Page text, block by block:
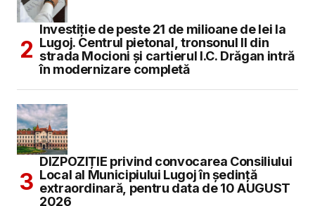
Investiție de peste 21 de milioane de lei la
Lugoj. Centrul pietonal, tronsonul II din
strada Mocioni și cartierul I.C. Drăgan intră
în modernizare completă
DIZPOZIȚIE privind convocarea Consiliului
Local al Municipiului Lugoj în şedinţă
extraordinară, pentru data de 10 AUGUST
2026